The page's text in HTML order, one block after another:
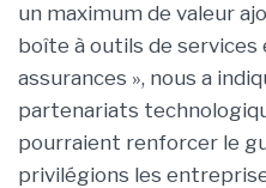
un maximum de valeur
boîte à outils de services
assurances », nous a
partenariats
pourraient renforcer le
privilégions les